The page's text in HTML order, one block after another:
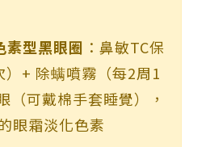
素型黑眼圈 ：鼻敏TC保
）+ 除螨噴霧（每2周1
（可戴棉手套睡覺），
眼霜淡化色素